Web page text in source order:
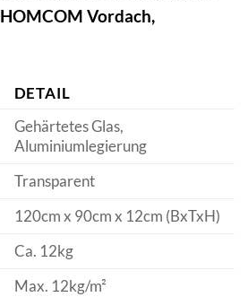
HOMCOM Vordach,
DETAIL
Gehärtetes Glas,
Aluminiumlegierung
Transparent
120cm x 90cm x 12cm (BxTxH)
Ca. 12kg
Max. 12kg/m²